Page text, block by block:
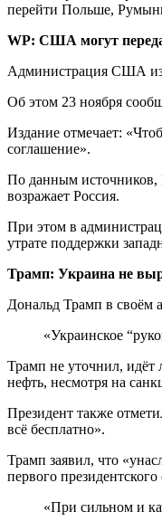
перейти Польше,
WP: США могут
Администрация США
Об этом 23 ноября
Издание отмечает:
соглашение».
По данным источников,
возражает Россия.
При этом в
утрате поддержки
Трамп: Украина не
Дональд Трамп в своём
«Украинское
Трамп не уточнил, идёт
нефть, несмотря на
Президент также
всё бесплатно».
Трамп заявил, что
первого
«При сильном и